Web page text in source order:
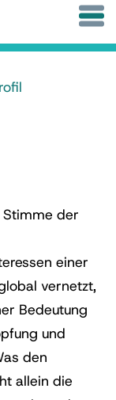
Stimme der
einer
vernetzt,
Bedeutung
und
den
allein die